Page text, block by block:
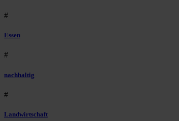
#
Essen
#
nachhaltig
#
Landwirtschaft